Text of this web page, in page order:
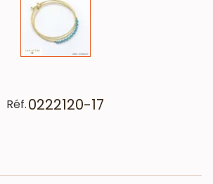
Réf.0222120-17